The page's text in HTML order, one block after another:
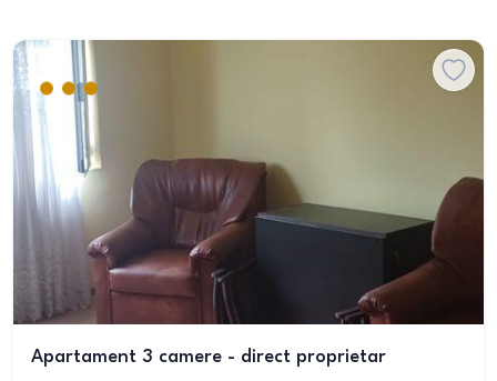
Apartament 3 camere - direct proprietar